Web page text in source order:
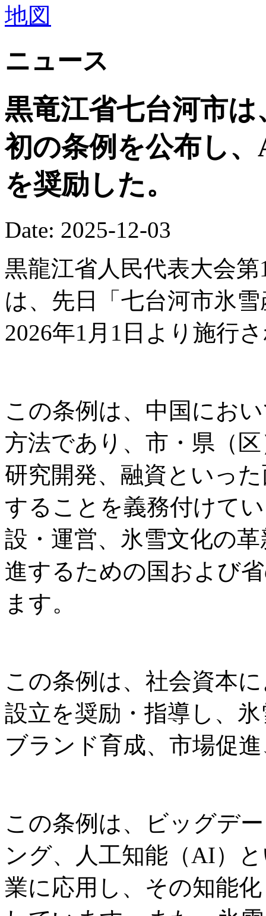
ニュース
黒竜江省七台河市
初の条例を公布し
を奨励した。
Date: 2025-12-03
黒龍江省人民代表大会
は、先日「七台河市氷
2026年1月1日より施行
この条例は、中国にお
方法であり、市・県（
研究開発、融資といっ
することを義務付けて
設・運営、氷雪文化の
進するための国および
ます。
この条例は、社会資本
設立を奨励・指導し、
ブランド育成、市場促
この条例は、ビッグデ
ング、人工知能（AI）
業に応用し、その知能